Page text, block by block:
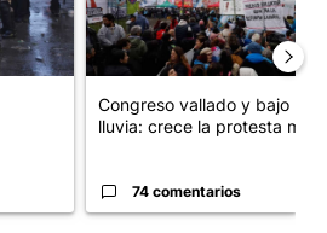
Congreso vallado y bajo la
lluvia: crece la protesta mi...
74 comentarios